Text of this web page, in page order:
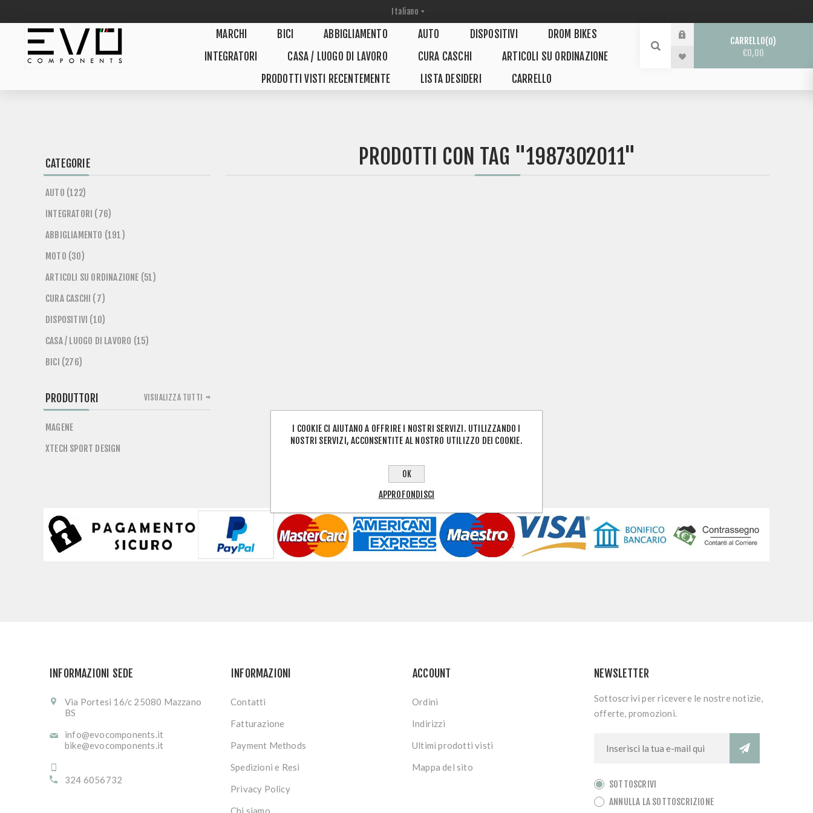
MARCHI BICI ABBIGLIAMENTO AUTO DISPOSITIVI
DROM BIKES
INTEGRATORI
CASA / LUOGO DI LAVORO CURA CASCHI
ARTICOLI SU ORDINAZIONE
PRODOTTI VISTI RECENTEMENTE
LISTA DESIDERI CARRELLO
CARRELLO 0
€0,00
PRODOTTI CON TAG "1987302011"
CATEGORIE
AUTO (122)
INTEGRATORI (76)
ABBIGLIAMENTO (191)
MOTO (30)
ARTICOLI SU ORDINAZIONE (51)
CURA CASCHI (7)
DISPOSITIVI (10)
CASA / LUOGO DI LAVORO (15)
BICI (276)
PRODUTTORI
MAGENE
XTECH SPORT DESIGN
VISUALIZZA TUTTI
INFORMAZIONI SEDE
Via Portesi 16/c 25080 Mazzano
BS
info@evocomponents.it
bike@evocomponents.it
324 6056732
INFORMAZIONI
Contatti
Fatturazione
Payment Methods
Spedizioni e Resi
Privacy Policy
Chi siamo
ACCOUNT
Ordini
Indirizzi
Ultimi prodotti visti
Mappa del sito
NEWSLETTER
Sottoscrivi per ricevere le nostre notizie,
offerte, promozioni.
SOTTOSCRIVI
ANNULLA LA SOTTOSCRIZIONE
I COOKIE CI AIUTANO A OFFRIRE I NOSTRI SERVIZI. UTILIZZANDO I
NOSTRI SERVIZI, ACCONSENTITE AL NOSTRO UTILIZZO DEI COOKIE.
OK
APPROFONDISCI